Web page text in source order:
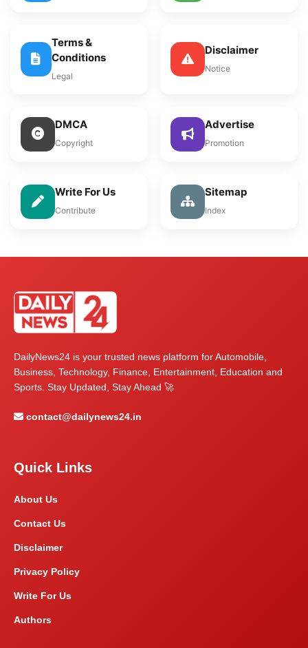
Terms &
Conditions
Legal
Disclaimer
Notice
DMCA
Copyright
Advertise
Promotion
Write For Us
Contribute
Sitemap
Index
DailyNews24 is your trusted news platform for Automobile,
Business, Technology, Finance, Entertainment, Education and
Sports. Stay Updated, Stay Ahead 🚀
contact@dailynews24.in
Quick Links
About Us
Contact Us
Disclaimer
Privacy Policy
Write For Us
Authors